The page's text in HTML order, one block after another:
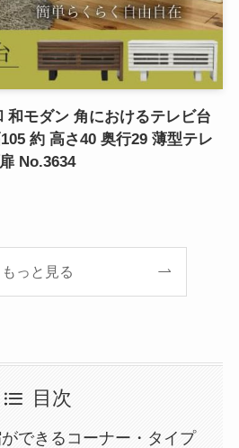
和モダン 角におけるテレビ台
約 高さ40 奥行29 薄型テレ
No.3634
もっと見る
目次
できるコーナー・タイプ